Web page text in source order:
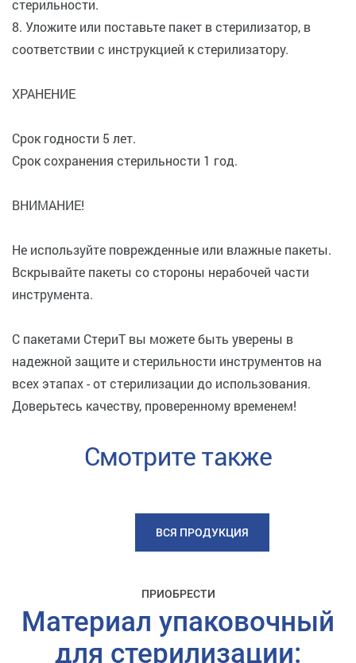
стерильности.
8. Уложите или поставьте пакет в стерилизатор, в
соответствии с инструкцией к стерилизатору.
ХРАНЕНИЕ
Срок годности 5 лет.
Срок сохранения стерильности 1 год.
ВНИМАНИЕ!
Не используйте поврежденные или влажные пакеты.
Вскрывайте пакеты со стороны нерабочей части
инструмента.
С пакетами СтериТ вы можете быть уверены в
надежной защите и стерильности инструментов на
всех этапах - от стерилизации до использования.
Доверьтесь качеству, проверенному временем!
Смотрите также
ВСЯ ПРОДУКЦИЯ
ПРИОБРЕСТИ
Материал упаковочный
для стерилизации: